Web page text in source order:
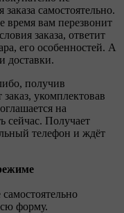
самостоятельно.
время вам перезвонит
заказа, ответит
его особенностей. А
доставки.
получив
укомплектовав
на
сейчас. Получает
телефон и ждёт
форму.